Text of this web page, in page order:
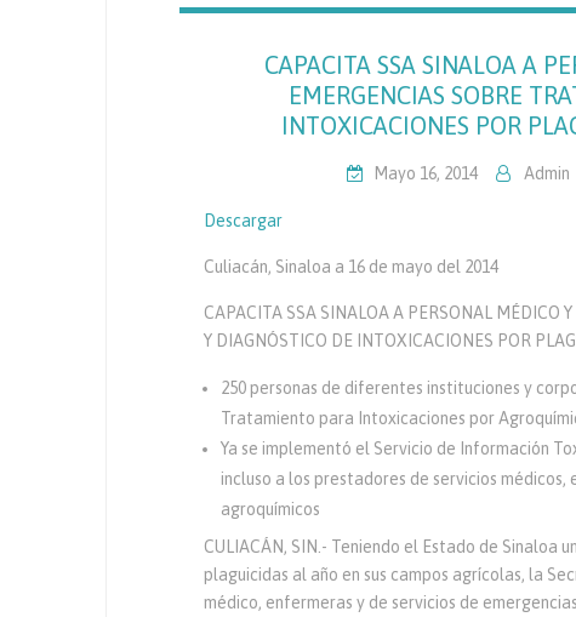
CAPACITA SSA SINALOA A
EMERGENCIAS SOBRE
INTOXICACIONES POR
Mayo 16, 2014 Admin
Descargar
Culiacán, Sinaloa a 16 de mayo del 2014
CAPACITA SSA SINALOA A PERSONAL MÉDICO
Y DIAGNÓSTICO DE INTOXICACIONES POR
250 personas de diferentes instituciones y
Tratamiento para Intoxicaciones por
Ya se implementó el Servicio de Información
incluso a los prestadores de servicios
agroquímicos
CULIACÁN, SIN.- Teniendo el Estado de Sinaloa
plaguicidas al año en sus campos agrícolas, la
médico, enfermeras y de servicios de